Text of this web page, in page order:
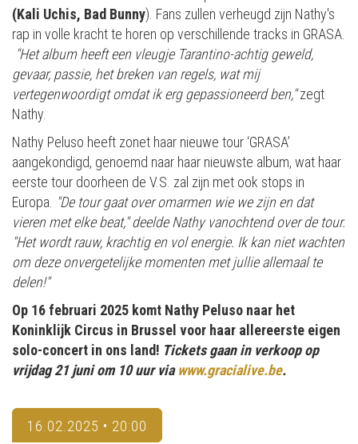
(Kali Uchis, Bad Bunny). Fans zullen verheugd zijn Nathy's
rap in volle kracht te horen op verschillende tracks in GRASA.
"Het album heeft een vleugje Tarantino-achtig geweld,
gevaar, passie, het breken van regels, wat mij
vertegenwoordigt omdat ik erg gepassioneerd ben,"zegt
Nathy.
Nathy Peluso heeft zonet haar nieuwe tour ‘GRASA’
aangekondigd, genoemd naar haar nieuwste album, wat haar
eerste tour doorheen de V.S. zal zijn met ook stops in
Europa. "De tour gaat over omarmen wie we zijn en dat
vieren met elke beat," deelde Nathy vanochtend over de tour.
"Het wordt rauw, krachtig en vol energie. Ik kan niet wachten
om deze onvergetelijke momenten met jullie allemaal te
delen!"
Op 16 februari 2025 komt Nathy Peluso naar het
Koninklijk Circus in Brussel voor haar allereerste eigen
solo-concert in ons land! Tickets gaan in verkoop op
vrijdag 21 juni om 10 uur viawww.gracialive.be.
16.02.2025 • 20:00